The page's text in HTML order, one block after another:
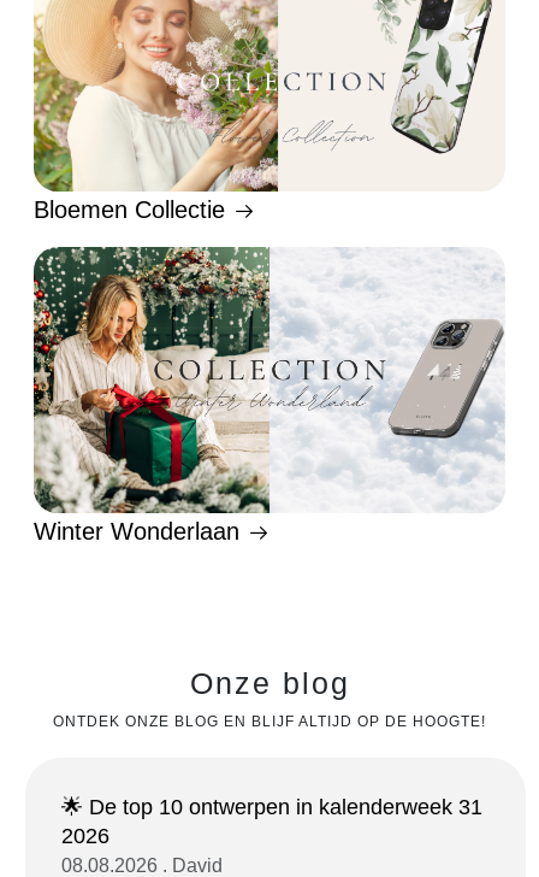
Bloemen Collectie
Winter Wonderlaan
Onze blog
ONTDEK ONZE BLOG EN BLIJF ALTIJD OP DE HOOGTE!
🌟 De top 10 ontwerpen in kalenderweek 31
2026
08.08.2026 . David